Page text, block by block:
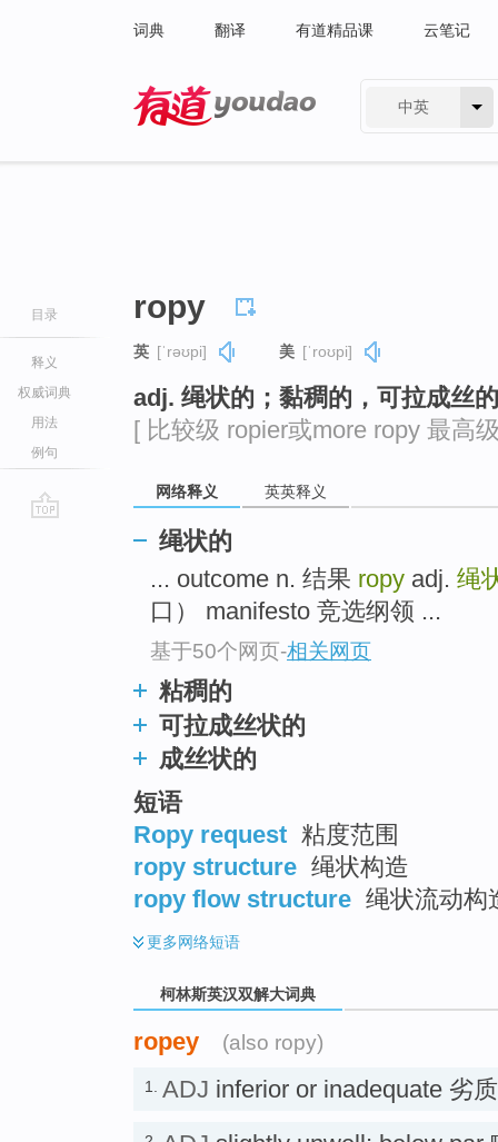
词典 翻译 有道精品课 云笔记
中英
目录
释义
权威词典
用法
例句
ropy
英 [ˈrəʊpi] 美 [ˈroʊpi]
adj. 绳状的；黏稠的，可拉成丝
[ 比较级 ropier或more ropy 最高
网络释义 英英释义
绳状的
... outcome n. 结果 ropy adj. 绳
口） manifesto 竞选纲领 ...
基于50个网页-相关网页
粘稠的
可拉成丝状的
成丝状的
短语
Ropy request 粘度范围
ropy structure 绳状构造
ropy flow structure 绳状流动构
更多网络短语
柯林斯英汉双解大词典
ropey (also ropy)
1. ADJ inferior or inadequate 劣